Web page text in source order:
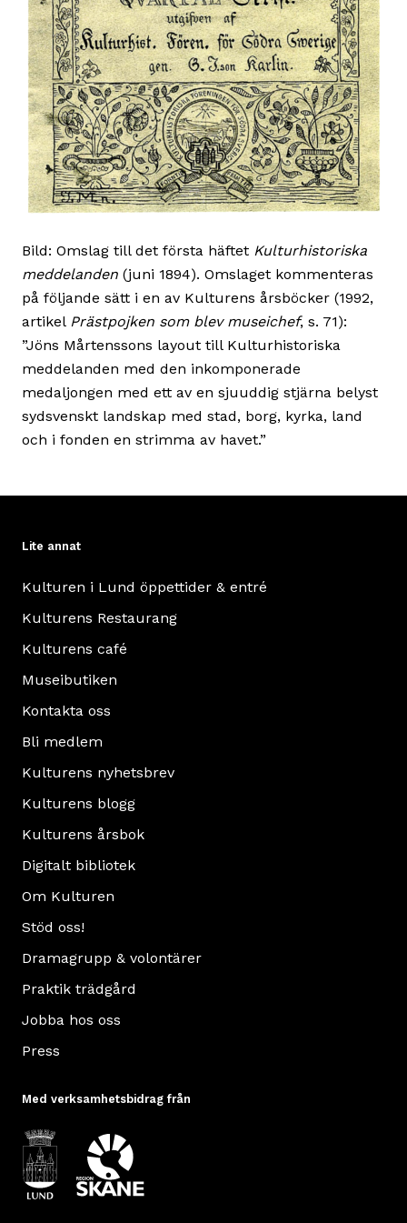
Bild: Omslag till det första häftet Kulturhistoriska
meddelanden (juni 1894). Omslaget kommenteras
på följande sätt i en av Kulturens årsböcker (1992,
artikel Prästpojken som blev museichef, s. 71):
”Jöns Mårtenssons layout till Kulturhistoriska
meddelanden med den inkomponerade
medaljongen med ett av en sjuuddig stjärna belyst
sydsvenskt landskap med stad, borg, kyrka, land
och i fonden en strimma av havet.”
Lite annat
Kulturen i Lund öppettider & entré
Kulturens Restaurang
Kulturens café
Museibutiken
Kontakta oss
Bli medlem
Kulturens nyhetsbrev
Kulturens blogg
Kulturens årsbok
Digitalt bibliotek
Om Kulturen
Stöd oss!
Dramagrupp & volontärer
Praktik trädgård
Jobba hos oss
Press
Med verksamhetsbidrag från